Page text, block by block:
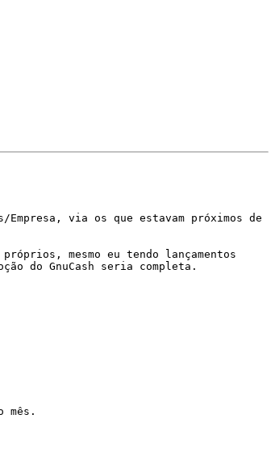
via os que estavam próximos de
mesmo eu tendo lançamentos
do GnuCash seria completa.
mês.